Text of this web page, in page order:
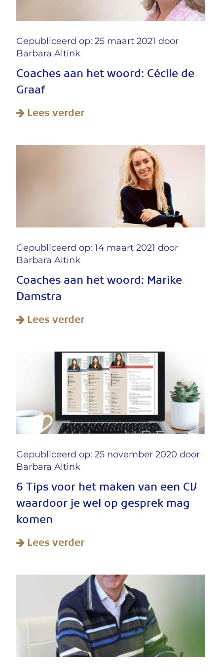
Gepubliceerd op: 25 maart 2021 door
Barbara Altink
Coaches aan het woord: Cécile de
Graaf
Lees verder
Gepubliceerd op: 14 maart 2021 door
Barbara Altink
Coaches aan het woord: Marike
Damstra
Lees verder
Gepubliceerd op: 25 november 2020 door
Barbara Altink
6 Tips voor het maken van een CV
waardoor je wel op gesprek mag
komen
Lees verder